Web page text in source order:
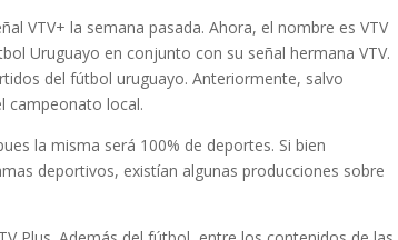
VTV+ la semana pasada. Ahora, el nombre es VTV
Uruguayo en conjunto con su señal hermana VTV.
del fútbol uruguayo. Anteriormente, salvo
campeonato local.
la misma será 100% de deportes. Si bien
deportivos, existían algunas producciones sobre